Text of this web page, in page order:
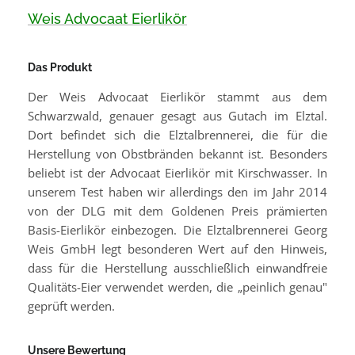
Weis Advocaat Eierlikör
Das Produkt
Der Weis Advocaat Eierlikör stammt aus dem
Schwarzwald, genauer gesagt aus Gutach im Elztal.
Dort befindet sich die Elztalbrennerei, die für die
Herstellung von Obstbränden bekannt ist. Besonders
beliebt ist der Advocaat Eierlikör mit Kirschwasser. In
unserem Test haben wir allerdings den im Jahr 2014
von der DLG mit dem Goldenen Preis prämierten
Basis-Eierlikör einbezogen. Die Elztalbrennerei Georg
Weis GmbH legt besonderen Wert auf den Hinweis,
dass für die Herstellung ausschließlich einwandfreie
Qualitäts-Eier verwendet werden, die „peinlich genau"
geprüft werden.
Unsere Bewertung